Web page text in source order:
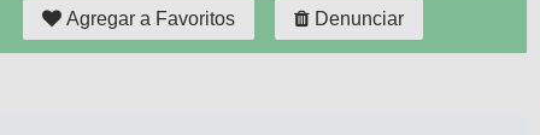
Agregar a Favoritos Denunciar